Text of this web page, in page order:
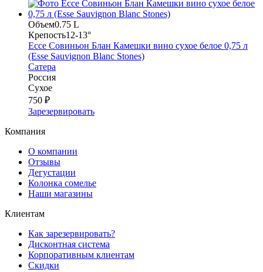
Объем0.75 L
Крепость12-13°
Ессе Совиньон Блан Камешки вино сухое белое 0,75 л
(Essе Sauvignon Blanc Stones)
Сатера
Россия
Сухое
750 ₽
Зарезервировать
Компания
О компании
Отзывы
Дегустации
Колонка сомелье
Наши магазины
Клиентам
Как зарезервировать?
Дисконтная система
Корпоративным клиентам
Скидки